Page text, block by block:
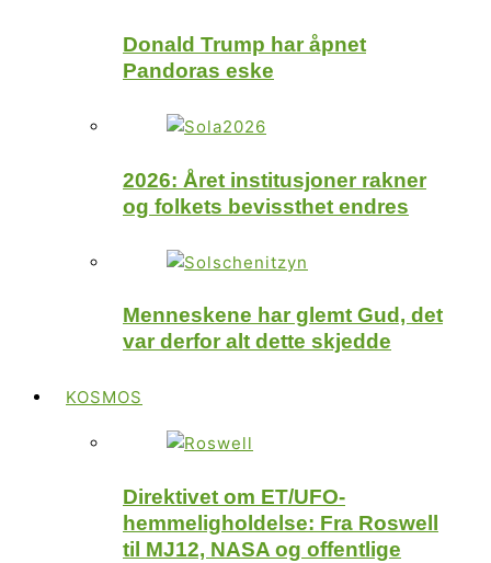
Donald Trump har åpnet
Pandoras eske
2026: Året institusjoner rakner
og folkets bevissthet endres
Menneskene har glemt Gud, det
var derfor alt dette skjedde
KOSMOS
Direktivet om ET/UFO-
hemmeligholdelse: Fra Roswell
til MJ12, NASA og offentlige